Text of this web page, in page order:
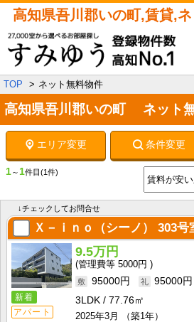
高知県吾川郡いの町,賃貸,
TOP ネット無料物件
高知県吾川郡いの町 ネット
エリア変更 条件変更
1～1件目 (1件)
↓チェックしてお問合せ
Ｘ－ｉｎｏ（シーノ） 303号
新着
アパート
9.5万円
5000円
95000円
95000円
3LDK
77.76㎡
2025年3月
（築1年）